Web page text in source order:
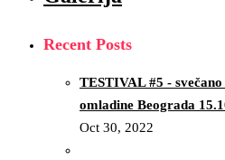
Recent Posts
TESTIVAL #5 -
omladine Beograda
Oct 30, 2022